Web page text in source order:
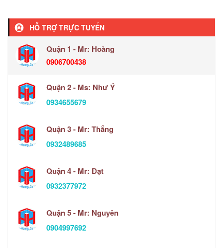
HỖ TRỢ TRỰC TUYẾN
Quận 1 - Mr: Hoàng
0906700438
Quận 2 - Ms: Như Ý
0934655679
Quận 3 - Mr: Thắng
0932489685
Quận 4 - Mr: Đạt
0932377972
Quận 5 - Mr: Nguyên
0904997692